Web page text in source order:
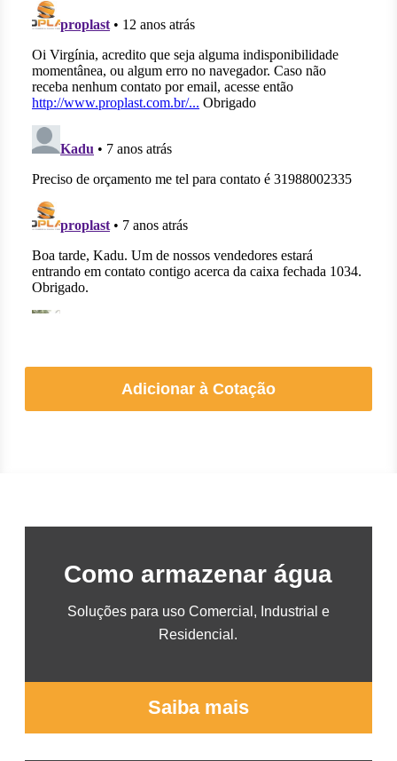
Adicionar à Cotação
Como armazenar água
Soluções para uso Comercial, Industrial e
Residencial.
Saiba mais